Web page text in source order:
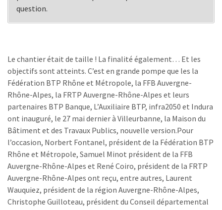
question.
Le chantier était de taille ! La finalité également… Et les
objectifs sont atteints. C’est en grande pompe que les la
Fédération BTP Rhône et Métropole, la FFB Auvergne-
Rhône-Alpes, la FRTP Auvergne-Rhône-Alpes et leurs
partenaires BTP Banque, L’Auxiliaire BTP, infra2050 et Indura
ont inauguré, le 27 mai dernier à Villeurbanne, la Maison du
Bâtiment et des Travaux Publics, nouvelle version.Pour
l’occasion, Norbert Fontanel, président de la Fédération BTP
Rhône et Métropole, Samuel Minot président de la FFB
Auvergne-Rhône-Alpes et René Coiro, président de la FRTP
Auvergne-Rhône-Alpes ont reçu, entre autres, Laurent
Wauquiez, président de la région Auvergne-Rhône-Alpes,
Christophe Guilloteau, président du Conseil départemental